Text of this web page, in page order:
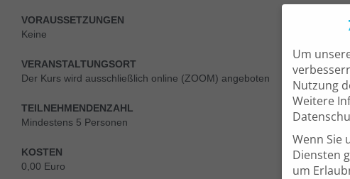
VORAUSSETZUNGEN
Keine
VERANSTALTUNGSORT
Der Kurs wird ausschließlich online (ZOOM) angeboten
TEILNEHMENDENZAHL
Mindestens 5 Personen
KOSTEN
0,00 Euro
Um
Nutzung
Weitere
Wenn Sie
Diensten
um